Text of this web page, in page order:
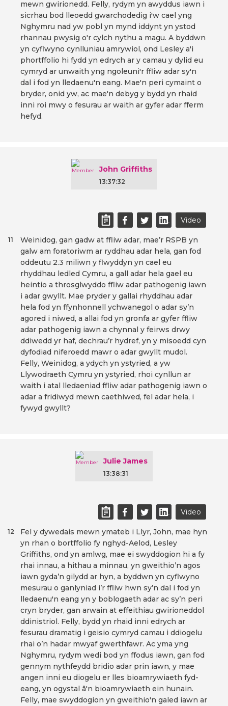
mewn gwirionedd. Felly, rydym yn awyddus iawn i
sicrhau bod lleoedd gwarchodedig i'w cael yng
Nghymru nad yw pobl yn mynd iddynt yn ystod
rhannau pwysig o'r cylch nythu a magu. A byddwn
yn cyflwyno cynlluniau amrywiol, ond Lesley a'i
phortffolio hi fydd yn edrych ar y camau y dylid eu
cymryd ar unwaith yng ngoleuni'r ffliw adar sy'n
dal i fod yn lledaenu'n eang. Mae'n peri cymaint o
bryder, onid yw, ac mae'n debyg y bydd yn rhaid
inni roi mwy o fesurau ar waith ar gyfer adar fferm
hefyd.
John Griffiths
13:37:32
Video
Weinidog, gan gadw at ffliw adar, mae’r RSPB yn
galw am foratoriwm ar ryddhau adar hela, gan fod
oddeutu 2.3 miliwn y flwyddyn yn cael eu
rhyddhau ledled Cymru, a gall adar hela gael eu
heintio a throsglwyddo ffliw adar pathogenig iawn
i adar gwyllt. Mae pryder y gallai rhyddhau adar
hela fod yn ffynhonnell ychwanegol o adar sy’n
agored i niwed, a allai fod yn gronfa ar gyfer ffliw
adar pathogenig iawn a chynnal y feirws drwy
ddiwedd yr haf, dechrau’r hydref, yn y misoedd cyn
dyfodiad niferoedd mawr o adar gwyllt mudol.
Felly, Weinidog, a ydych yn ystyried, a yw
Llywodraeth Cymru yn ystyried, rhoi cynllun ar
waith i atal lledaeniad ffliw adar pathogenig iawn o
adar a fridiwyd mewn caethiwed, fel adar hela, i
fywyd gwyllt?
11
Julie James
13:38:31
Video
Fel y dywedais mewn ymateb i Llyr, John, mae hyn
yn rhan o bortffolio fy nghyd-Aelod, Lesley
Griffiths, ond yn amlwg, mae ei swyddogion hi a fy
rhai innau, a hithau a minnau, yn gweithio’n agos
iawn gyda’n gilydd ar hyn, a byddwn yn cyflwyno
mesurau o ganlyniad i’r ffliw hwn sy’n dal i fod yn
lledaenu'n eang yn y boblogaeth adar ac sy’n peri
cryn bryder, gan arwain at effeithiau gwirioneddol
ddinistriol. Felly, bydd yn rhaid inni edrych ar
fesurau dramatig i geisio cymryd camau i ddiogelu
rhai o’n hadar mwyaf gwerthfawr. Ac yma yng
Nghymru, rydym wedi bod yn ffodus iawn, gan fod
gennym nythfeydd bridio adar prin iawn, y mae
angen inni eu diogelu er lles bioamrywiaeth fyd-
eang, yn ogystal â'n bioamrywiaeth ein hunain.
Felly, mae swyddogion yn gweithio'n galed iawn ar
12